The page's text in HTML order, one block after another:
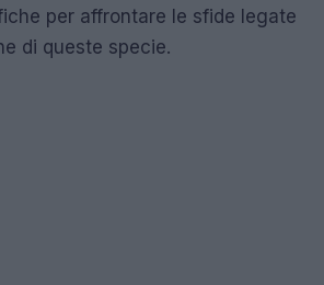
per affrontare le sfide legate
di queste specie.